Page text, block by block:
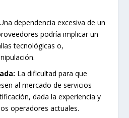
dependencia excesiva de un
podría implicar un
tecnológicas o,
La dificultad para que
al mercado de servicios
dada la experiencia y
operadores actuales.